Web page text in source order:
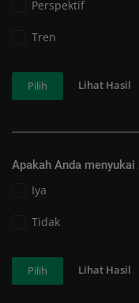
Perspektif
Tren
Pilih Lihat Hasil
Apakah Anda
Iya
Tidak
Pilih Lihat Hasil